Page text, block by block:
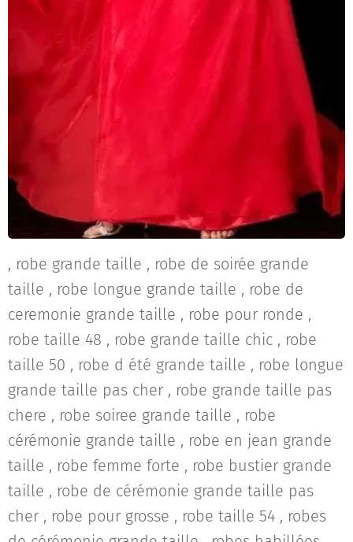
, robe grande taille , robe de soirée grande
taille , robe longue grande taille , robe de
ceremonie grande taille , robe pour ronde ,
robe taille 48 , robe grande taille chic , robe
taille 50 , robe d été grande taille , robe longue
grande taille pas cher , robe grande taille pas
chere , robe soiree grande taille , robe
cérémonie grande taille , robe en jean grande
taille , robe femme forte , robe bustier grande
taille , robe de cérémonie grande taille pas
cher , robe pour grosse , robe taille 54 , robes